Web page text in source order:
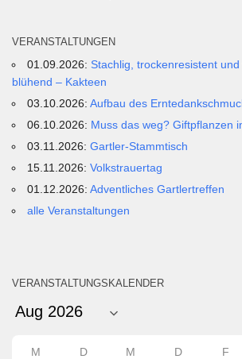
VERANSTALTUNGEN
01.09.2026: Stachlig, trockenresistent
blühend – Kakteen
03.10.2026:Aufbau des
06.10.2026: Muss das weg? Giftpflanzen
03.11.2026:Gartler-Stammtisch
15.11.2026:Volkstrauertag
01.12.2026:Adventliches Gartlertreffen
alle Veranstaltungen
VERANSTALTUNGSKALENDER
M D M D F